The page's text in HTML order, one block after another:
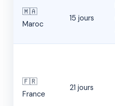
🇲🇦
Maroc
15 jours
🇫🇷
France
21 jours